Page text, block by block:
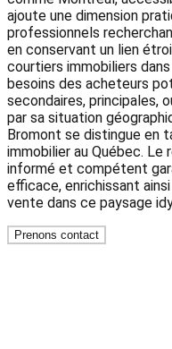
ajoute une dimension
professionnels
en conservant un lien
courtiers immobiliers
besoins des acheteurs
secondaires, principales,
par sa situation
Bromont se distingue en
immobilier au Québec. Le
informé et compétent
efficace, enrichissant
vente dans ce paysage
Prenons contact